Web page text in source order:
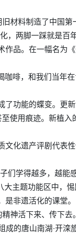
材料制造了中国第
两脚一踩就是百年
品。在一幅名为
啡，和我们当年
了功能的蝶变。更
使用痕迹。新植
化遗产评剧代表
们学得越多，越能
主题功能区中，
非遗活化的课堂。
神活下来、传下去。
成的唐山南湖·开